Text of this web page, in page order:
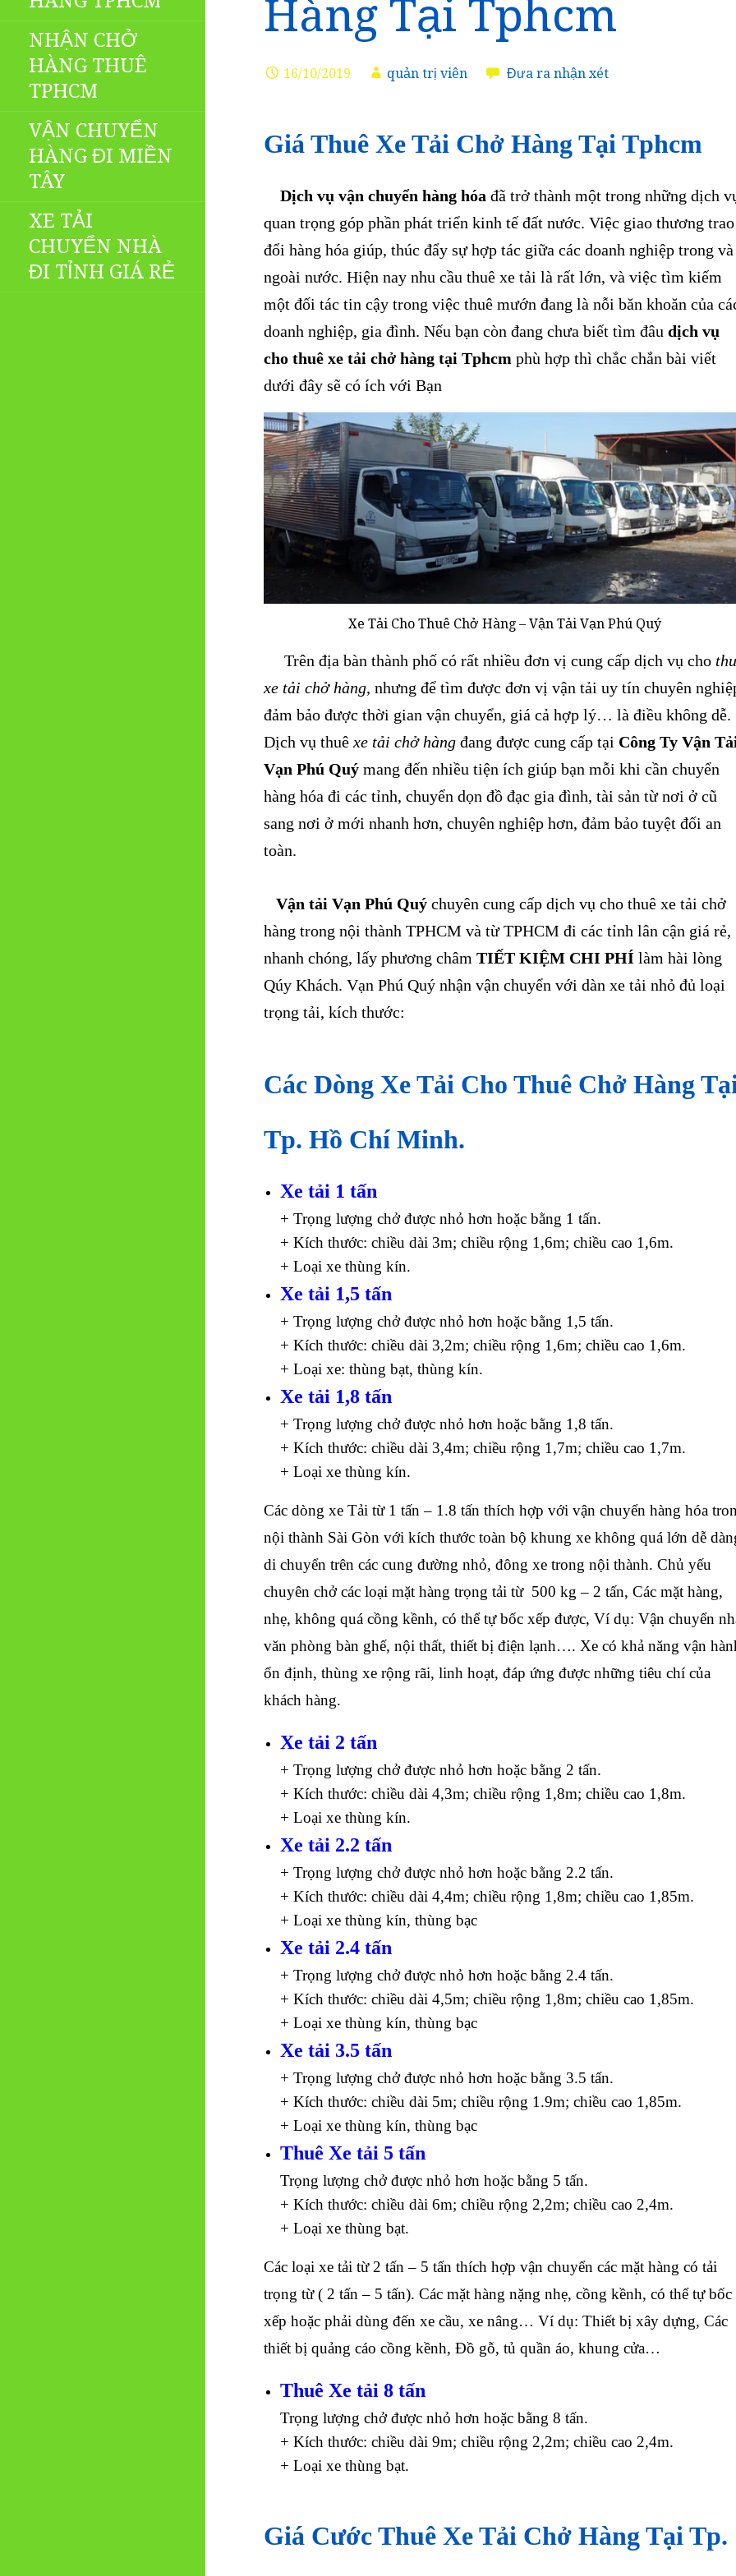
NHẬN CHỞ
HÀNG THUÊ
TPHCM
VẬN CHUYỂN
HÀNG ĐI MIỀN
TÂY
XE TẢI
CHUYỂN NHÀ
ĐI TỈNH GIÁ RẺ
Hàng Tại Tphcm
16/10/2019 quản trị viên Đưa ra nhận xét
Giá Thuê Xe Tải Chở Hàng Tại Tphcm
Dịch vụ vận chuyển hàng hóa đã trở thành một trong những dịch
quan trọng góp phần phát triển kinh tế đất nước. Việc giao thương trao
đổi hàng hóa giúp, thúc đẩy sự hợp tác giữa các doanh nghiệp trong và
ngoài nước. Hiện nay nhu cầu thuê xe tải là rất lớn, và việc tìm kiếm
một đối tác tin cậy trong việc thuê mướn đang là nỗi băn khoăn của
doanh nghiệp, gia đình. Nếu bạn còn đang chưa biết tìm đâu dịch vụ
cho thuê xe tải chở hàng tại Tphcm phù hợp thì chắc chắn bài viết
dưới đây sẽ có ích với Bạn
Xe Tải Cho Thuê Chở Hàng – Vận Tải Vạn Phú Quý
Trên địa bàn thành phố có rất nhiều đơn vị cung cấp dịch vụ cho
xe tải chở hàng, nhưng để tìm được đơn vị vận tải uy tín chuyên
đảm bảo được thời gian vận chuyển, giá cả hợp lý… là điều không dễ.
Dịch vụ thuê xe tải chở hàng đang được cung cấp tại Công Ty Vận
Vạn Phú Quý mang đến nhiều tiện ích giúp bạn mỗi khi cần chuyển
hàng hóa đi các tỉnh, chuyển dọn đồ đạc gia đình, tài sản từ nơi ở cũ
sang nơi ở mới nhanh hơn, chuyên nghiệp hơn, đảm bảo tuyệt đối an
toàn.
Vận tải Vạn Phú Quý chuyên cung cấp dịch vụ cho thuê xe tải chở
hàng trong nội thành TPHCM và từ TPHCM đi các tỉnh lân cận giá rẻ,
nhanh chóng, lấy phương châm TIẾT KIỆM CHI PHÍ làm hài lòng
Qúy Khách. Vạn Phú Quý nhận vận chuyển với dàn xe tải nhỏ đủ loại
trọng tải, kích thước:
Các Dòng Xe Tải Cho Thuê Chở Hàng
Tp. Hồ Chí Minh.
Xe tải 1 tấn
+ Trọng lượng chở được nhỏ hơn hoặc bằng 1 tấn.
+ Kích thước: chiều dài 3m; chiều rộng 1,6m; chiều cao 1,6m.
+ Loại xe thùng kín.
Xe tải 1,5 tấn
+ Trọng lượng chở được nhỏ hơn hoặc bằng 1,5 tấn.
+ Kích thước: chiều dài 3,2m; chiều rộng 1,6m; chiều cao 1,6m.
+ Loại xe: thùng bạt, thùng kín.
Xe tải 1,8 tấn
+ Trọng lượng chở được nhỏ hơn hoặc bằng 1,8 tấn.
+ Kích thước: chiều dài 3,4m; chiều rộng 1,7m; chiều cao 1,7m.
+ Loại xe thùng kín.
Các dòng xe Tải từ 1 tấn – 1.8 tấn thích hợp với vận chuyển hàng hóa
nội thành Sài Gòn với kích thước toàn bộ khung xe không quá lớn dễ
di chuyển trên các cung đường nhỏ, đông xe trong nội thành. Chủ yếu
chuyên chở các loại mặt hàng trọng tải từ 500 kg – 2 tấn, Các mặt hàng,
nhẹ, không quá cồng kềnh, có thể tự bốc xếp được, Ví dụ: Vận chuyển
văn phòng bàn ghế, nội thất, thiết bị điện lạnh…. Xe có khả năng vận
ổn định, thùng xe rộng rãi, linh hoạt, đáp ứng được những tiêu chí của
khách hàng.
Xe tải 2 tấn
+ Trọng lượng chở được nhỏ hơn hoặc bằng 2 tấn.
+ Kích thước: chiều dài 4,3m; chiều rộng 1,8m; chiều cao 1,8m.
+ Loại xe thùng kín.
Xe tải 2.2 tấn
+ Trọng lượng chở được nhỏ hơn hoặc bằng 2.2 tấn.
+ Kích thước: chiều dài 4,4m; chiều rộng 1,8m; chiều cao 1,85m.
+ Loại xe thùng kín, thùng bạc
Xe tải 2.4 tấn
+ Trọng lượng chở được nhỏ hơn hoặc bằng 2.4 tấn.
+ Kích thước: chiều dài 4,5m; chiều rộng 1,8m; chiều cao 1,85m.
+ Loại xe thùng kín, thùng bạc
Xe tải 3.5 tấn
+ Trọng lượng chở được nhỏ hơn hoặc bằng 3.5 tấn.
+ Kích thước: chiều dài 5m; chiều rộng 1.9m; chiều cao 1,85m.
+ Loại xe thùng kín, thùng bạc
Thuê Xe tải 5 tấn
Trọng lượng chở được nhỏ hơn hoặc bằng 5 tấn.
+ Kích thước: chiều dài 6m; chiều rộng 2,2m; chiều cao 2,4m.
+ Loại xe thùng bạt.
Các loại xe tải từ 2 tấn – 5 tấn thích hợp vận chuyển các mặt hàng có tải
trọng từ ( 2 tấn – 5 tấn). Các mặt hàng nặng nhẹ, cồng kềnh, có thể tự bốc
xếp hoặc phải dùng đến xe cầu, xe nâng… Ví dụ: Thiết bị xây dựng, Các
thiết bị quảng cáo cồng kềnh, Đồ gỗ, tủ quần áo, khung cửa…
Thuê Xe tải 8 tấn
Trọng lượng chở được nhỏ hơn hoặc bằng 8 tấn.
+ Kích thước: chiều dài 9m; chiều rộng 2,2m; chiều cao 2,4m.
+ Loại xe thùng bạt.
Giá Cước Thuê Xe Tải Chở Hàng Tại Tp.